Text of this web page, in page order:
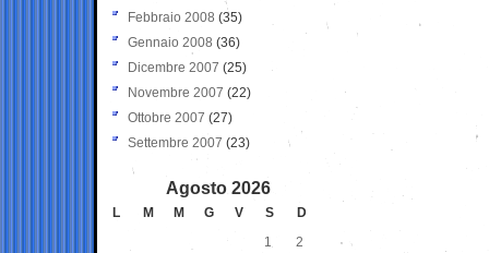
Febbraio 2008 (35)
Gennaio 2008 (36)
Dicembre 2007 (25)
Novembre 2007 (22)
Ottobre 2007 (27)
Settembre 2007 (23)
Agosto 2026
L M M G V S
D
1
2